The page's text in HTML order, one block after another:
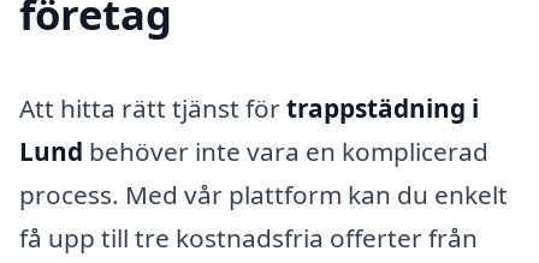
företag
Att hitta rätt tjänst förtrappstädning i
Lund behöver inte vara en komplicerad
process. Med vår plattform kan du enkelt
få upp till tre kostnadsfria offerter från